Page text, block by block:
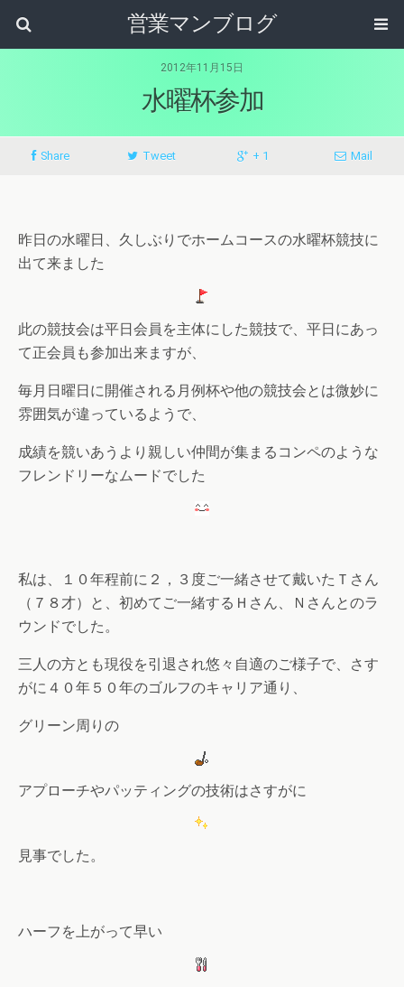
営業マンブログ
2012年11月15日
水曜杯参加
Share Tweet + 1 Mail
昨日の水曜日、久しぶりでホームコースの水曜杯競技に
出て来ました
此の競技会は平日会員を主体にした競技で、平日にあっ
て正会員も参加出来ますが、
毎月日曜日に開催される月例杯や他の競技会とは微妙に
雰囲気が違っているようで、
成績を競いあうより親しい仲間が集まるコンペのような
フレンドリーなムードでした
私は、１０年程前に２，３度ご一緒させて戴いたＴさん
（７８才）と、初めてご一緒するＨさん、Ｎさんとのラ
ウンドでした。
三人の方とも現役を引退され悠々自適のご様子で、さす
がに４０年５０年のゴルフのキャリア通り、
グリーン周りの
アプローチやパッティングの技術はさすがに
見事でした。
ハーフを上がって早い